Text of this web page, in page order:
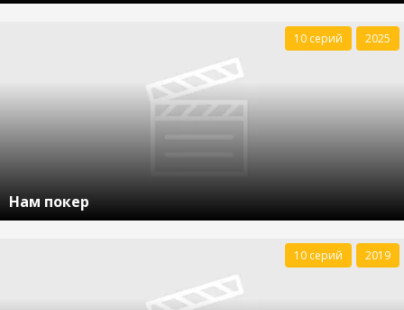
Нам покер
10 серий 2025
10 серий 2019